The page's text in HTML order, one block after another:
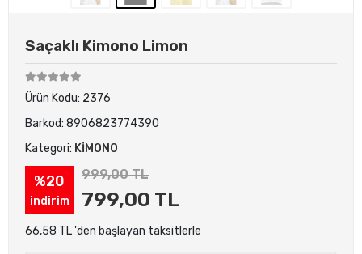
Saçaklı Kimono Limon
Ürün Kodu: 2376
Barkod: 8906823774390
Kategori: KİMONO
%20
indirim
999,00 TL
799,00 TL
66,58 TL 'den başlayan taksitlerle